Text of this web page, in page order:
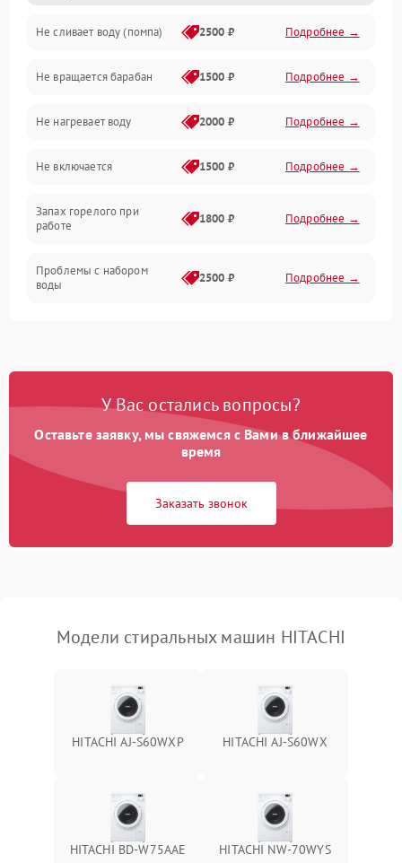
Водоснабжение
Слив
Программное обеспечение
Не сливает воду (помпа) 2500 ₽ Подробнее →
Не вращается барабан 1500 ₽ Подробнее →
Не нагревает воду 2000 ₽ Подробнее →
Не включается 1500 ₽ Подробнее →
Запах горелого при
работе
1800 ₽ Подробнее →
Проблемы с набором
воды
2500 ₽ Подробнее →
Замена платы управления 2200 ₽ Подробнее →
У Вас остались вопросы?
Оставьте заявку, мы свяжемся с Вами в ближайшее
время
Заказать звонок
Модели стиральных машин HITACHI
HITACHI AJ-S60WXP HITACHI AJ-S60WX
HITACHI BD-W75AAE HITACHI NW-70WYS